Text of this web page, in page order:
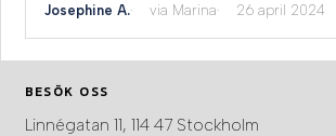
Josephine A. via Marina 26 april 2024
BESÖK OSS
Linnégatan 11, 114 47 Stockholm